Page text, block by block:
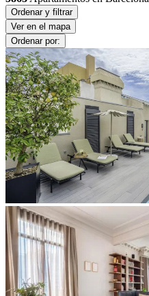
Ordenar y filtrar
Ver en el mapa
Ordenar por: